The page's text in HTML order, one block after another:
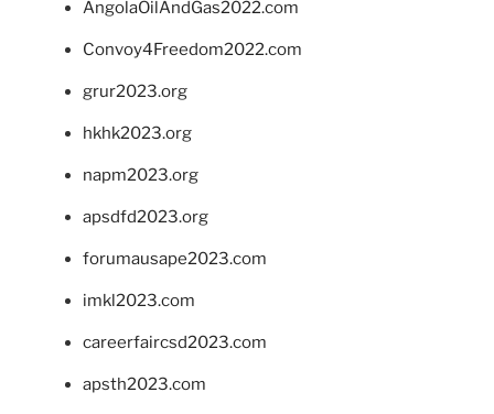
AngolaOilAndGas2022.com
Convoy4Freedom2022.com
grur2023.org
hkhk2023.org
napm2023.org
apsdfd2023.org
forumausape2023.com
imkl2023.com
careerfaircsd2023.com
apsth2023.com